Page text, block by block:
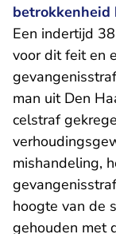
betrokkenheid
Een indertijd
voor dit feit en
man uit Den
celstraf
mishandeling,
hoogte van de
gehouden met